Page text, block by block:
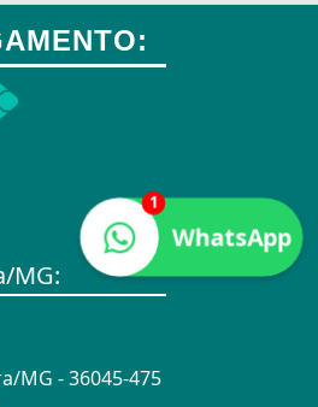
1
WhatsApp
MG:
MG - 36045-475